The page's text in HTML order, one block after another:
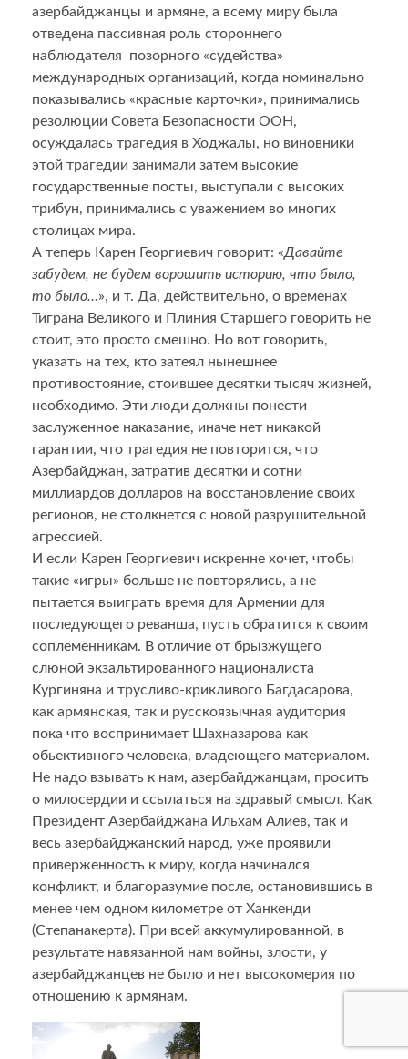
азербайджанцы и армяне, а всему миру была
отведена пассивная роль стороннего
наблюдателя позорного «судейства»
международных организаций, когда номинально
показывались «красные карточки», принимались
резолюции Совета Безопасности ООН,
осуждалась трагедия в Ходжалы, но виновники
этой трагедии занимали затем высокие
государственные посты, выступали с высоких
трибун, принимались с уважением во многих
столицах мира.
А теперь Карен Георгиевич говорит: «Давайте
забудем, не будем ворошить историю, что было,
то было…», и т. Да, действительно, о временах
Тиграна Великого и Плиния Старшего говорить не
стоит, это просто смешно. Но вот говорить,
указать на тех, кто затеял нынешнее
противостояние, стоившее десятки тысяч жизней,
необходимо. Эти люди должны понести
заслуженное наказание, иначе нет никакой
гарантии, что трагедия не повторится, что
Азербайджан, затратив десятки и сотни
миллиардов долларов на восстановление своих
регионов, не столкнется с новой разрушительной
агрессией.
И если Карен Георгиевич искренне хочет, чтобы
такие «игры» больше не повторялись, а не
пытается выиграть время для Армении для
последующего реванша, пусть обратится к своим
соплеменникам. В отличие от брызжущего
слюной экзальтированного националиста
Кургиняна и трусливо-крикливого Багдасарова,
как армянская, так и русскоязычная аудитория
пока что воспринимает Шахназарова как
обьективного человека, владеющего материалом.
Не надо взывать к нам, азербайджанцам, просить
о милосердии и ссылаться на здравый смысл. Как
Президент Азербайджана Ильхам Алиев, так и
весь азербайджанский народ, уже проявили
приверженность к миру, когда начинался
конфликт, и благоразумие после, остановившись в
менее чем одном километре от Ханкенди
(Степанакерта). При всей аккумулированной, в
результате навязанной нам войны, злости, у
азербайджанцев не было и нет высокомерия по
отношению к армянам.